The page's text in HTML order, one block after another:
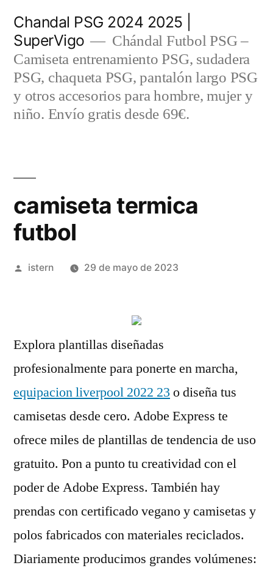
contenido
Chandal PSG 2024 2025 |
SuperVigo
Chándal Futbol PSG –
Camiseta entrenamiento PSG, sudadera
PSG, chaqueta PSG, pantalón largo PSG
y otros accesorios para hombre, mujer y
niño. Envío gratis desde 69€.
camiseta termica
futbol
Publicado
istern 29 de mayo de 2023
Explora plantillas diseñadas
profesionalmente para ponerte en marcha,
equipacion liverpool 2022 23 o diseña tus
camisetas desde cero. Adobe Express te
ofrece miles de plantillas de tendencia de uso
gratuito. Pon a punto tu creatividad con el
poder de Adobe Express. También hay
prendas con certificado vegano y camisetas y
polos fabricados con materiales reciclados.
Diariamente producimos grandes volúmenes: